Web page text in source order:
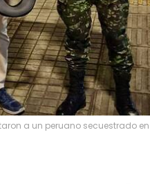
a un peruano secuestrado